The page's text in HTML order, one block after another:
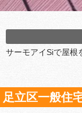
サーモアイSiで屋根
足立区一般住